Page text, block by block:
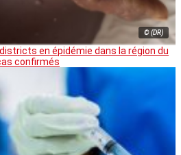
© (DR)
districts en épidémie dans la région du
confirmés